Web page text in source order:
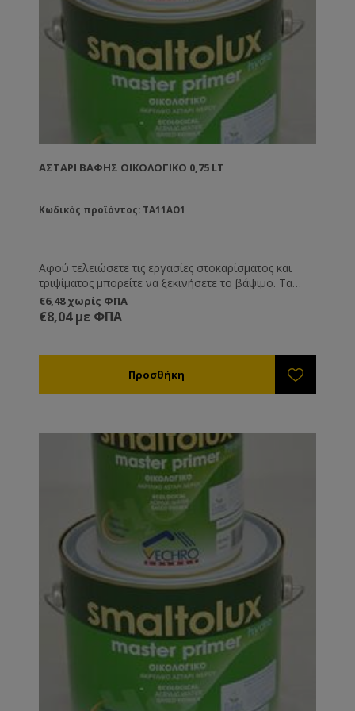
ΑΣΤΆΡΙ ΒΑΦΉΣ ΟΙΚΟΛΟΓΙΚΌ 0,75 LT
Κωδικός προϊόντος: TA11AO1
Αφού τελειώσετε τις εργασίες στοκαρίσματος και
τριψίματος μπορείτε να ξεκινήσετε το βάψιμο. Τα
αστάρι είναι το πρώτο υλικό που θα περάσετε. Πάνω
από τα αστάρια βάφετε με τα χρώματα. Αν θα
χρησιμοποιήσετε στη συνέχεια χρώματα οικολογικα
Συνδυάζεται με νερό. Δε συνδυάζεται με χημικούς
€6,48 χωρίς ΦΠΑ
€8,04 με ΦΠΑ